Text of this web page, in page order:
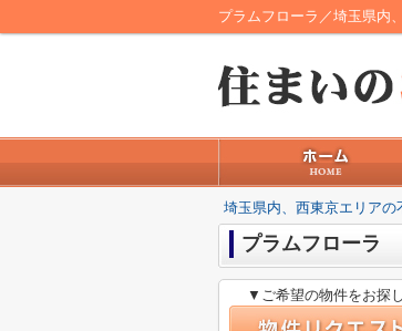
プラムフローラ／埼玉県内
埼玉県内、西東京エリア
プラムフローラ
▼ご希望の物件をお探